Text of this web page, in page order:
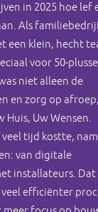
in 2025 hoe lef
Als
een klein, hecht
voor 50-
niet alleen de
en zorg op afroep,
Uw Wensen.
tijd kostte, nam
van digitale
installateurs. Dat
efficiënter